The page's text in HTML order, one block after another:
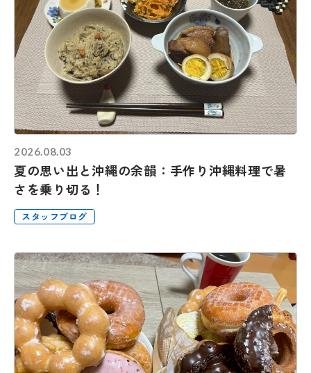
2026.08.03
夏の思い出と沖縄の余韻：手作り沖縄料理で暑
さを乗り切る！
スタッフブログ